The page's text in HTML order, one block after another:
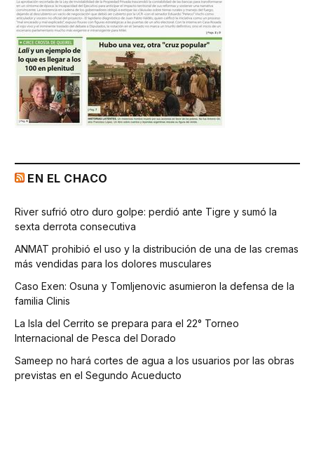
EN EL CHACO
River sufrió otro duro golpe: perdió ante Tigre y sumó la
sexta derrota consecutiva
ANMAT prohibió el uso y la distribución de una de las cremas
más vendidas para los dolores musculares
Caso Exen: Osuna y Tomljenovic asumieron la defensa de la
familia Clinis
La Isla del Cerrito se prepara para el 22° Torneo
Internacional de Pesca del Dorado
Sameep no hará cortes de agua a los usuarios por las obras
previstas en el Segundo Acueducto